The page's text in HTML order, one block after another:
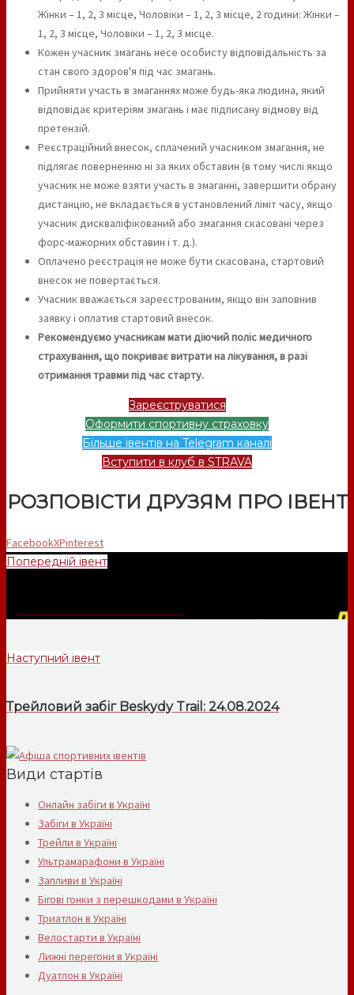
Жінки – 1, 2, 3 місце, Чоловіки – 1, 2, 3 місце, 2 години: Жінки –
1, 2, 3 місце, Чоловіки – 1, 2, 3 місце.
Кожен учасник змагань несе особисту відповідальність за
стан свого здоров'я під час змагань.
Прийняти участь в змаганнях може будь-яка людина, який
відповідає критеріям змагань і має підписану відмову від
претензій.
Реєстраційний внесок, сплачений учасником змагання, не
підлягає поверненню ні за яких обставин (в тому числі якщо
учасник не може взяти участь в змаганні, завершити обрану
дистанцію, не вкладається в установлений ліміт часу, якщо
учасник дискваліфікований або змагання скасовані через
форс-мажорних обставин і т. д.).
Оплачено реєстрація не може бути скасована, стартовий
внесок не повертається.
Учасник вважається зареєстрованим, якщо він заповнив
заявку і оплатив стартовий внесок.
Рекомендуємо учасникам мати діючий поліс медичного
страхування, що покриває витрати на лікування, в разі
отримання травми під час старту.
Зареєструватися
Оформити спортивну страховку
Більше івентів на Telegram каналі
Вступити в клуб в STRAVA
РОЗПОВІСТИ ДРУЗЯМ ПРО ІВЕНТ
FacebookXPinterest
Попередній івент
Наступний івент
Трейловий забіг Beskydy Trail: 24.08.2024
Види стартів
Онлайн забіги в Україні
Забіги в Україні
Трейли в Україні
Ультрамарафони в Україні
Запливи в Україні
Бігові гонки з перешкодами в Україні
Триатлон в Україні
Велостарти в Україні
Лижні перегони в Україні
Дуатлон в Україні